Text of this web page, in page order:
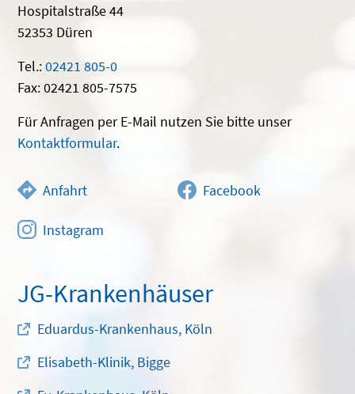
Hospitalstraße 44
52353 Düren
Tel.:02421 805-0
Fax: 02421 805-7575
Für Anfragen per E-Mail nutzen Sie bitte unser
Kontaktformular.
Anfahrt Facebook
Instagram
JG-Krankenhäuser
Eduardus-Krankenhaus, Köln
Elisabeth-Klinik, Bigge